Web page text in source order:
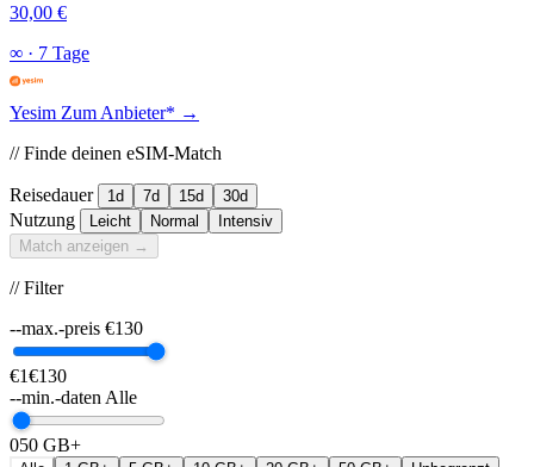
30,00 €
∞ · 7 Tage
Yesim Zum Anbieter* →
// Finde deinen eSIM-Match
Reisedauer 1d 7d 15d 30d
Nutzung Leicht Normal
Intensiv
Match anzeigen →
// Filter
--max.-preis €130
€1€130
--min.-daten Alle
050 GB+